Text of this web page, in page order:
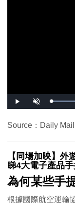
播
放
開
啟
Source：Daily Mail
【同場加映】外
睇4大電子產品手
為何某些手
根據國際航空運輸